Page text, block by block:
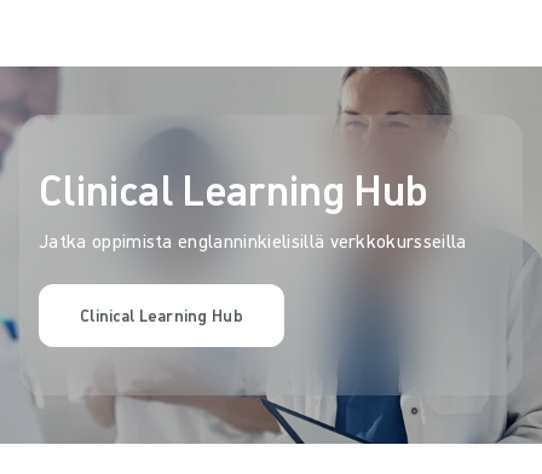
Clinical Learning Hub
Jatka oppimista englanninkielisillä verkkokursseilla
Clinical Learning Hub